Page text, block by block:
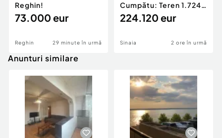
Reghin!
73.000 eur
Reghin 29 minute în urmă
Cumpătu: Teren 1.724
mp cu Proiect
224.120 eur
Sinaia 2 ore în urmă
Anunturi similare